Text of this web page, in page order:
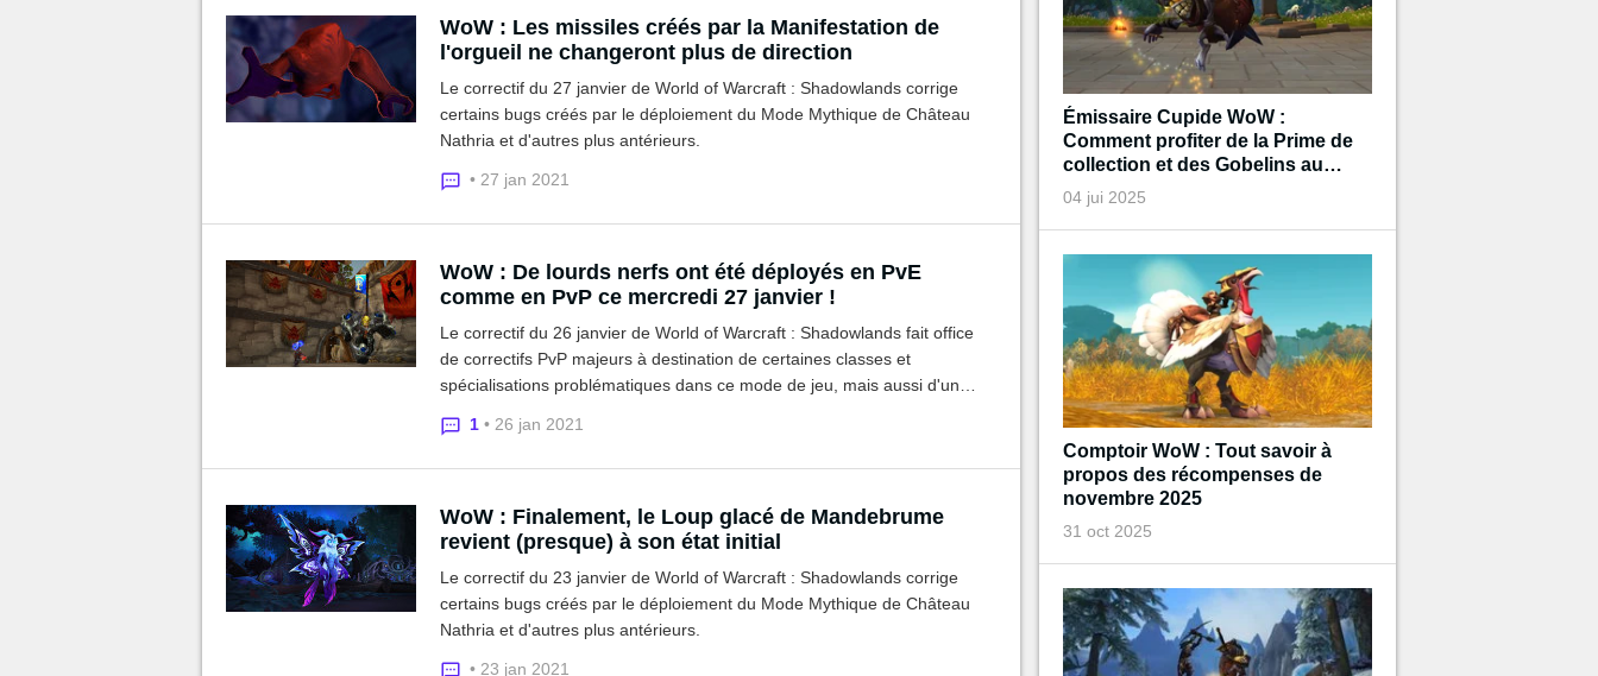
WoW : Les missiles créés par la Manifestation de
l'orgueil ne changeront plus de direction
Le correctif du 27 janvier de World of Warcraft : Shadowlands corrige
certains bugs créés par le déploiement du Mode Mythique de Château
Nathria et d'autres plus antérieurs.
• 27 jan 2021
WoW : De lourds nerfs ont été déployés en PvE
comme en PvP ce mercredi 27 janvier !
Le correctif du 26 janvier de World of Warcraft : Shadowlands fait office
de correctifs PvP majeurs à destination de certaines classes et
spécialisations problématiques dans ce mode de jeu, mais aussi d'un
Shadowlands.
1 • 26 jan 2021
WoW : Finalement, le Loup glacé de Mandebrume
revient (presque) à son état initial
Le correctif du 23 janvier de World of Warcraft : Shadowlands corrige
certains bugs créés par le déploiement du Mode Mythique de Château
Nathria et d'autres plus antérieurs.
• 23 jan 2021
Émissaire Cupide WoW :
Comment profiter de la Prime de
collection et des Gobelins au
trésor de Diablo pendant
l'événement ?
04 jui 2025
Comptoir WoW : Tout savoir à
propos des récompenses de
novembre 2025
31 oct 2025